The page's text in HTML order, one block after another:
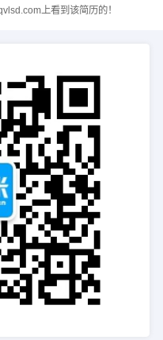
上看到该简历的！